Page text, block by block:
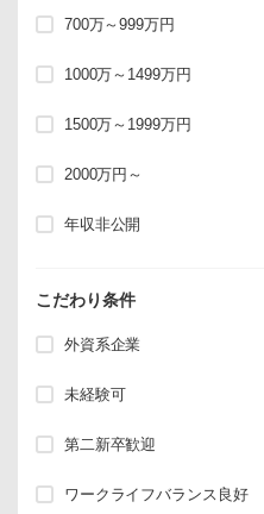
700万～999万円
1000万～1499万円
1500万～1999万円
2000万円～
年収非公開
こだわり条件
外資系企業
未経験可
第二新卒歓迎
ワークライフバランス良好